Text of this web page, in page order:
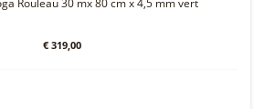
Rouleau 30 mx 80 cm x 4,5 mm vert
€ 319,00